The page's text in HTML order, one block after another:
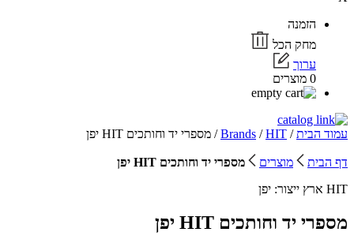
הזמנה
מחק הכל
ערוך
0 מוצרים
עמוד הבית/
Brands /HIT / מספרי יד וחותכים HIT יפן
דף הבית מוצרים
מספרי יד וחותכים HIT יפן
HIT ארץ ייצור: יפן
מספרי יד וחותכים HIT יפן